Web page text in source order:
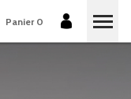
Panier 0